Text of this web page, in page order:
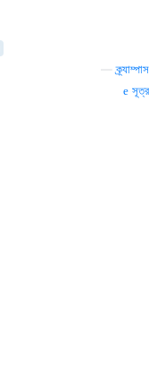
—ক্র্যাম্পাস
সূত্র